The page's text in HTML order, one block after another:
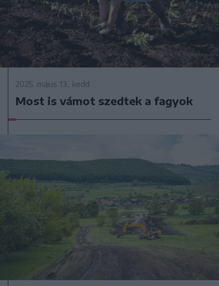
2025. május 13., kedd
Most is vámot szedtek a fagyok